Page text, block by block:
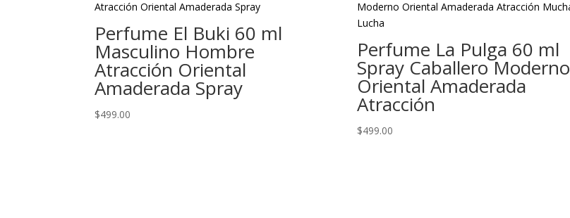
Perfume El Buki 60 ml
Masculino Hombre
Atracción Oriental
Amaderada Spray
$499.00
Perfume La Pulga 60 ml
Spray Caballero Moderno
Oriental Amaderada
Atracción
$499.00